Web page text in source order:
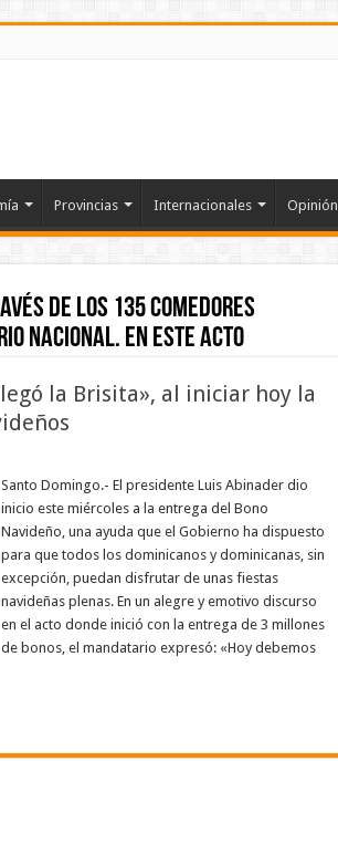
Provincias Internacionales Opinión
de los 135 Comedores
nacional. En este acto
la Brisita», al iniciar hoy la
Santo Domingo.- El presidente Luis Abinader dio
inicio este miércoles a la entrega del Bono
Navideño, una ayuda que el Gobierno ha dispuesto
para que todos los dominicanos y dominicanas, sin
excepción, puedan disfrutar de unas fiestas
navideñas plenas. En un alegre y emotivo discurso
en el acto donde inició con la entrega de 3 millones
de bonos, el mandatario expresó: «Hoy debemos